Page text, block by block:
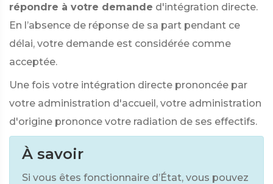
répondre à votre demande d'intégration directe.
En l’absence de réponse de sa part pendant ce
délai, votre demande est considérée comme
acceptée.
Une fois votre intégration directe prononcée par
votre administration d'accueil, votre administration
d'origine prononce votre radiation de ses effectifs.
À savoir
Si vous êtes fonctionnaire d’État, vous pouvez